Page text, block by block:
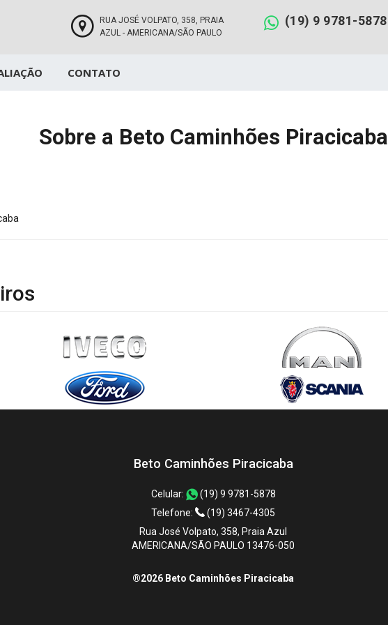
(19) 9 9781-5878
RUA JOSÉ VOLPATO, 358, PRAIA
AZUL - AMERICANA/SÃO PAULO
CONTATO
Sobre a Beto Caminhões Piracicaba
Beto Caminhões Piracicaba
Celular:
(19) 9 9781-5878
Telefone:
(19) 3467-4305
Rua José Volpato, 358, Praia Azul
AMERICANA/SÃO PAULO 13476-050
®2026 Beto Caminhões Piracicaba